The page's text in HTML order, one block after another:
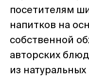
посетителям
напитков на
собственной
авторских
из